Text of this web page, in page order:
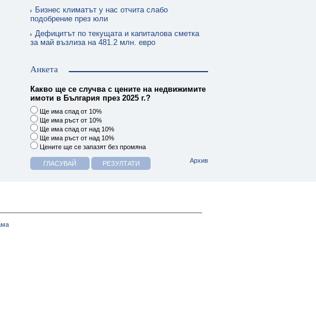
Бизнес климатът у нас отчита слабо
подобрение през юли
Дефицитът по текущата и капиталова сметка
за май възлиза на 481.2 млн. евро
Анкета
Какво ще се случва с цените на недвижимите
имоти в България през 2025 г.?
Ще има спад от 10%
Ще има ръст от 10%
Ще има спад от над 10%
Ще има ръст от над 10%
Цените ще се запазят без промяна
Архив